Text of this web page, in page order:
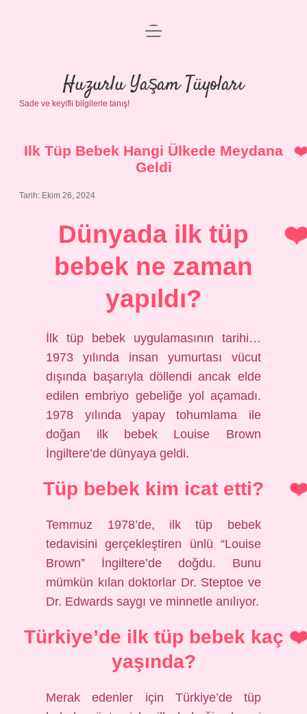
Anasayfa
Gizlilik Politikası
Yasal Uyarı
menüyü
Huzurlu Yaşam Tüyoları
Sade ve keyifli bilgilerle tanış!
Ilk Tüp Bebek Hangi Ülkede Meydana
Geldi
Tarih: Ekim 26, 2024
Dünyada ilk tüp
bebek ne zaman
yapıldı?
İlk tüp bebek uygulamasının tarihi…
1973 yılında insan yumurtası vücut
dışında başarıyla döllendi ancak elde
edilen embriyo gebeliğe yol açamadı.
1978 yılında yapay tohumlama ile
doğan ilk bebek Louise Brown
İngiltere’de dünyaya geldi.
Tüp bebek kim icat etti?
Temmuz 1978’de, ilk tüp bebek
tedavisini gerçekleştiren ünlü “Louise
Brown” İngiltere’de doğdu. Bunu
mümkün kılan doktorlar Dr. Steptoe ve
Dr. Edwards saygı ve minnetle anılıyor.
Türkiye’de ilk tüp bebek kaç
yaşında?
Merak edenler için Türkiye’de tüp